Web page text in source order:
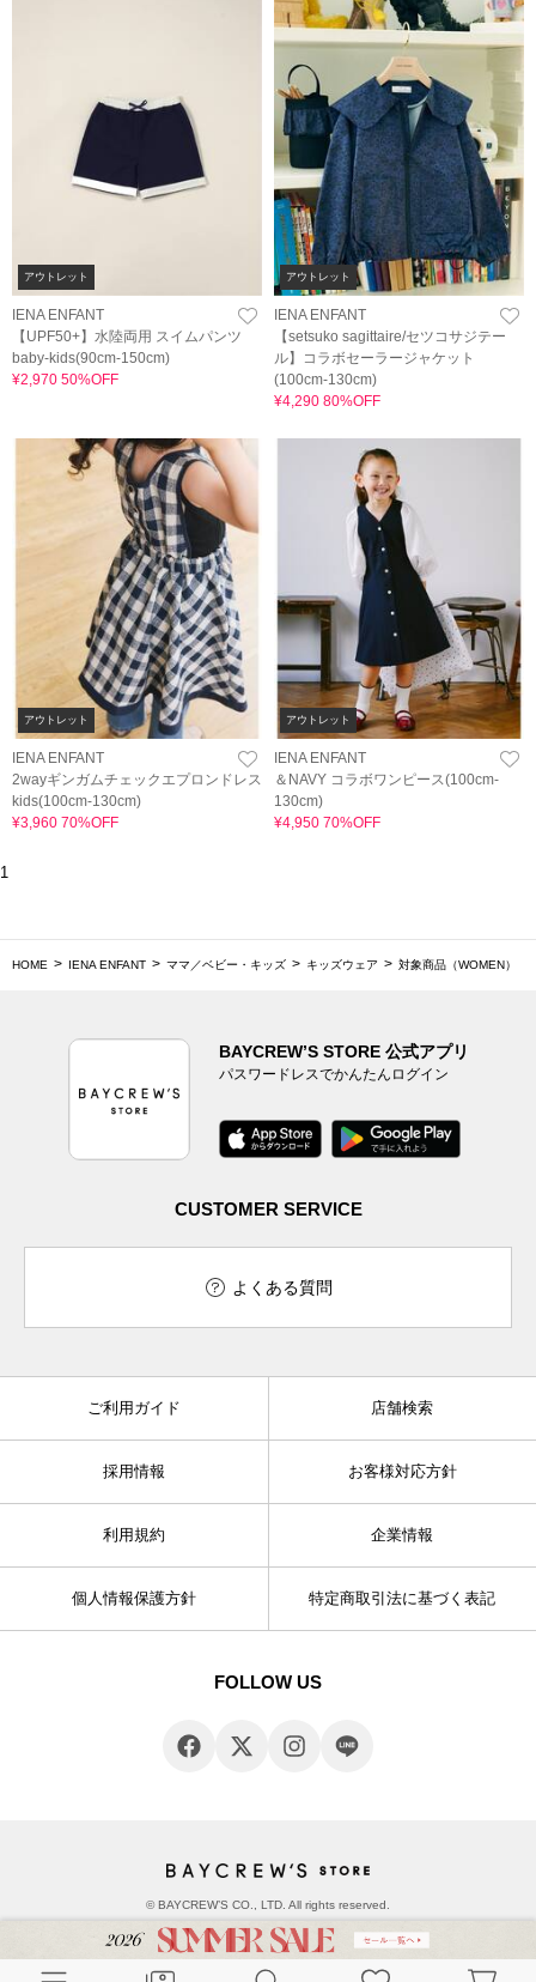
アウトレット
IENA ENFANT
【UPF50+】水陸両用 スイムパンツ
baby-kids(90cm-150cm)
¥2,970 50%OFF
アウトレット
IENA ENFANT
【setsuko sagittaire/セツコサジテー
ル】コラボセーラージャケット
(100cm-130cm)
¥4,290 80%OFF
アウトレット
IENA ENFANT
2wayギンガムチェックエプロンドレス
kids(100cm-130cm)
¥3,960 70%OFF
アウトレット
IENA ENFANT
＆NAVY コラボワンピース(100cm-
130cm)
¥4,950 70%OFF
1
HOME IENA ENFANT ママ／ベビー・キッズ キッズウェア 対象商品（WOMEN）
BAYCREW’S STORE 公式アプリ
パスワードレスでかんたんログイン
CUSTOMER SERVICE
よくある質問
ご利用ガイド 店舗検索
採用情報 お客様対応方針
利用規約 企業情報
個人情報保護方針 特定商取引法に基づく表記
FOLLOW US
© BAYCREW’S CO., LTD. All rights reserved.